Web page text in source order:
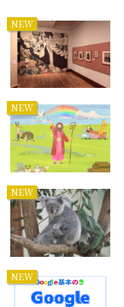
NEW
NEW
NEW
NEW